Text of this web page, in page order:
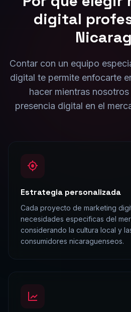
digital
Contar con un equipo
digital te permite enfocarte
hacer mientras
presencia digital en el
Estrategia personalizada
Cada proyecto de marketing
necesidades especificas del
considerando la cultura local y
consumidores nicaraguenseos.